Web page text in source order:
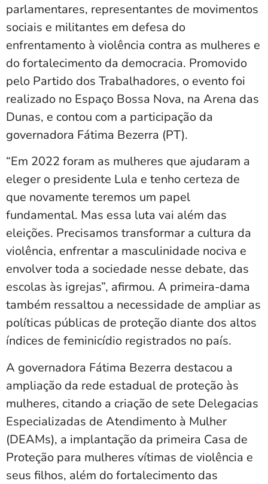
parlamentares, representantes de movimentos
sociais e militantes em defesa do
enfrentamento à violência contra as mulheres e
do fortalecimento da democracia. Promovido
pelo Partido dos Trabalhadores, o evento foi
realizado no Espaço Bossa Nova, na Arena das
Dunas, e contou com a participação da
governadora Fátima Bezerra (PT).
“Em 2022 foram as mulheres que ajudaram a
eleger o presidente Lula e tenho certeza de
que novamente teremos um papel
fundamental. Mas essa luta vai além das
eleições. Precisamos transformar a cultura da
violência, enfrentar a masculinidade nociva e
envolver toda a sociedade nesse debate, das
escolas às igrejas”, afirmou. A primeira-dama
também ressaltou a necessidade de ampliar as
políticas públicas de proteção diante dos altos
índices de feminicídio registrados no país.
A governadora Fátima Bezerra destacou a
ampliação da rede estadual de proteção às
mulheres, citando a criação de sete Delegacias
Especializadas de Atendimento à Mulher
(DEAMs), a implantação da primeira Casa de
Proteção para mulheres vítimas de violência e
seus filhos, além do fortalecimento das